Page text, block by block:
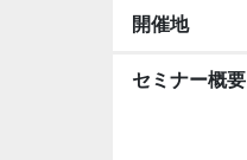
開催地
セミナー概要